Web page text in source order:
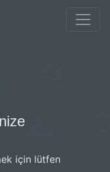
için lütfen